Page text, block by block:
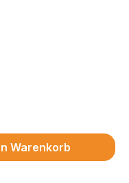
gewünschten
Warenkorb